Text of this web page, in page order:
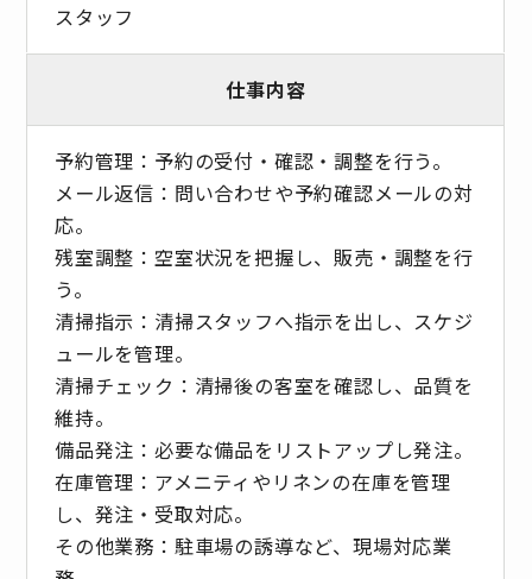
スタッフ
仕事内容
予約管理：予約の受付・確認・調整を行う。
メール返信：問い合わせや予約確認メールの対
応。
残室調整：空室状況を把握し、販売・調整を行
う。
清掃指示：清掃スタッフへ指示を出し、スケジ
ュールを管理。
清掃チェック：清掃後の客室を確認し、品質を
維持。
備品発注：必要な備品をリストアップし発注。
在庫管理：アメニティやリネンの在庫を管理
し、発注・受取対応。
その他業務：駐車場の誘導など、現場対応業